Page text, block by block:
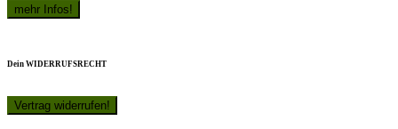
Dein WIDERRUFSRECHT